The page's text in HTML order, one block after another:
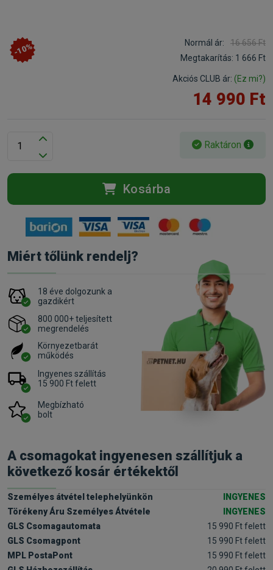
-10% Normál ár:
16 656 Ft
Megtakarítás: 1 666 Ft
Akciós CLUB ár: (Ez mi?)
14 990 Ft
Raktáron
Kosárba
Miért tőlünk rendelj?
18 éve dolgozunk a
gazdikért
800 000+ teljesített
megrendelés
Környezetbarát
működés
Ingyenes szállítás
15 900 Ft felett
Megbízható
bolt
A csomagokat ingyenesen szállítjuk a
következő kosár értékektől
Személyes átvétel telephelyünkön
INGYENES
Törékeny Áru Személyes Átvétele
INGYENES
GLS Csomagautomata
15 990 Ft felett
GLS Csomagpont
15 990 Ft felett
MPL PostaPont
15 990 Ft felett